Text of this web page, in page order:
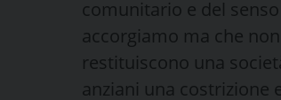
comunitario e del
accorgiamo ma che
restituiscono una
anziani una costrizione